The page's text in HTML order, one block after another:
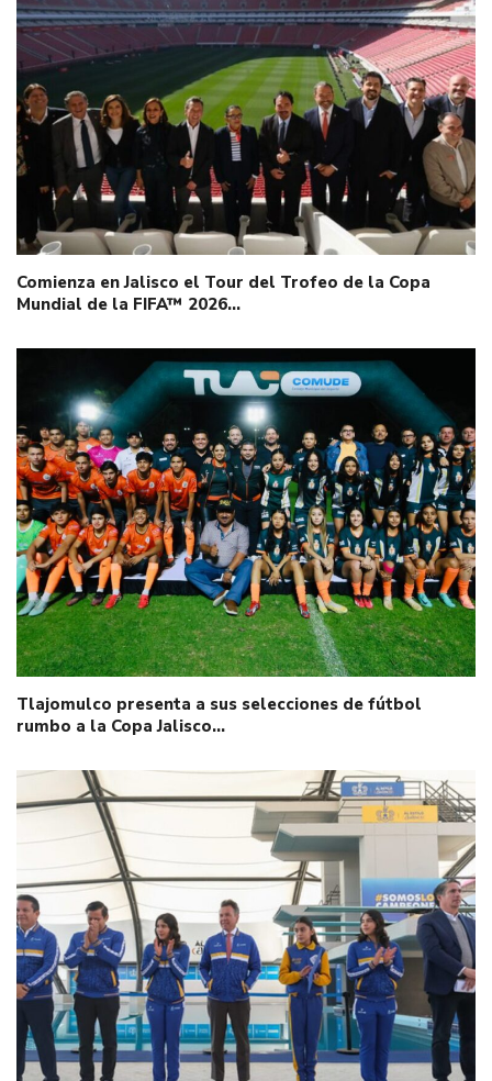
Comienza en Jalisco el Tour del Trofeo de la Copa
Mundial de la FIFA™ 2026…
Tlajomulco presenta a sus selecciones de fútbol
rumbo a la Copa Jalisco…